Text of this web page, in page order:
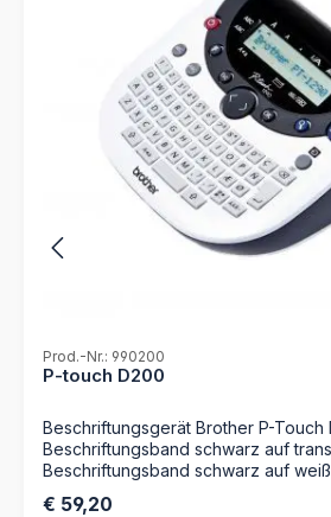
Prod.-Nr.: 990200
P-touch D200
Beschriftungsgerät Brother P-Touch
Beschriftungsband schwarz auf
Beschriftungsband schwarz auf
Regulärer Preis:
€ 59,20